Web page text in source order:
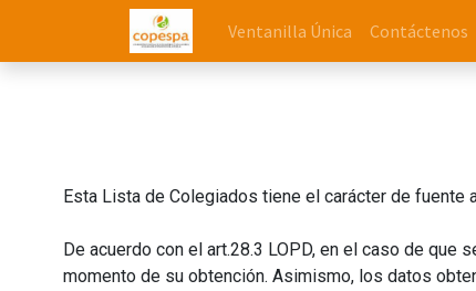
Ventanilla Única Contáctenos
Esta Lista de Colegiados tiene el carácter de
De acuerdo con el art.28.3 LOPD, en el caso de
momento de su obtención. Asimismo, los datos